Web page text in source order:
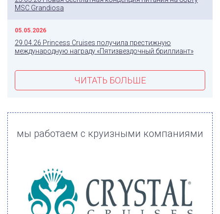
MSC Grandiosa
05.05.2026
29.04.26 Princess Cruises получила престижную
международную награду «Пятизвездочный бриллиант»
ЧИТАТЬ БОЛЬШЕ
мы работаем с круизными компаниями